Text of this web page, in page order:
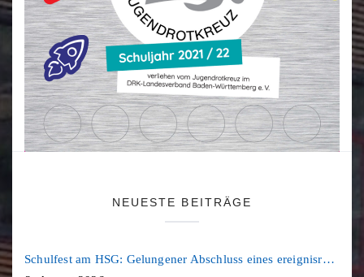
NEUESTE BEITRÄGE
Schulfest am HSG: Gelungener Abschluss eines ereignisreichen Schuljahres